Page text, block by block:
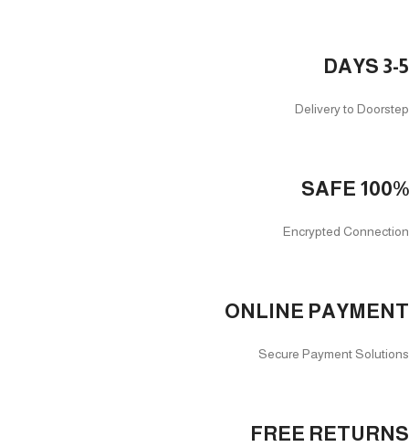
FREE RETURNS
ONLINE PAYMENT
Secure Payment Solutions
100% SAFE
Encrypted Connection
3-5 DAYS
Delivery to Doorstep